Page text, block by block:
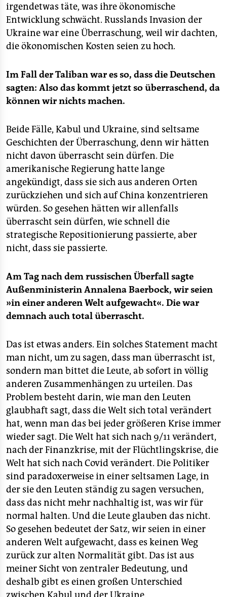
irgendetwas täte, was ihre ökonomische
Entwicklung schwächt. Russlands Invasion der
Ukraine war eine Überraschung, weil wir dachten,
die ökonomischen Kosten seien zu hoch.
Im Fall der Taliban war es so, dass die Deutschen
sagten: Also das kommt jetzt so überraschend, da
können wir nichts machen.
Beide Fälle, Kabul und Ukraine, sind seltsame
Geschichten der Überraschung, denn wir hätten
nicht davon überrascht sein dürfen. Die
amerikanische Regierung hatte lange
angekündigt, dass sie sich aus anderen Orten
zurückziehen und sich auf China konzentrieren
würden. So gesehen hätten wir allenfalls
überrascht sein dürfen, wie schnell die
strategische Repositionierung passierte, aber
nicht, dass sie passierte.
Am Tag nach dem russischen Überfall sagte
Außenministerin Annalena Baerbock, wir seien
»in einer anderen Welt aufgewacht«. Die war
demnach auch total überrascht.
Das ist etwas anders. Ein solches Statement macht
man nicht, um zu sagen, dass man überrascht ist,
sondern man bittet die Leute, ab sofort in völlig
anderen Zusammenhängen zu urteilen. Das
Problem besteht darin, wie man den Leuten
glaubhaft sagt, dass die Welt sich total verändert
hat, wenn man das bei jeder größeren Krise immer
wieder sagt. Die Welt hat sich nach 9/11 verändert,
nach der Finanzkrise, mit der Flüchtlingskrise, die
Welt hat sich nach Covid verändert. Die Politiker
sind paradoxerweise in einer seltsamen Lage, in
der sie den Leuten ständig zu sagen versuchen,
dass das nicht mehr nachhaltig ist, was wir für
normal halten. Und die Leute glauben das nicht.
So gesehen bedeutet der Satz, wir seien in einer
anderen Welt aufgewacht, dass es keinen Weg
zurück zur alten Normalität gibt. Das ist aus
meiner Sicht von zentraler Bedeutung, und
deshalb gibt es einen großen Unterschied